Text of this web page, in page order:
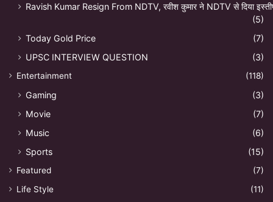
Ravish Kumar Resign From NDTV, रवीश कुमार ने NDTV से दिया
(5)
Today Gold Price
(7)
UPSC INTERVIEW QUESTION
(3)
Entertainment (118)
Gaming
(3)
Movie
(7)
Music
(6)
Sports
(15)
Featured
(7)
Life Style
(11)